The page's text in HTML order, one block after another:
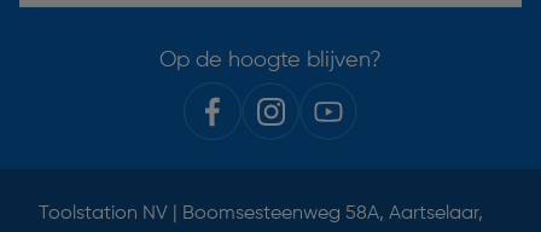
Op de hoogte blijven?
Toolstation NV | Boomsesteenweg 58A, Aartselaar,